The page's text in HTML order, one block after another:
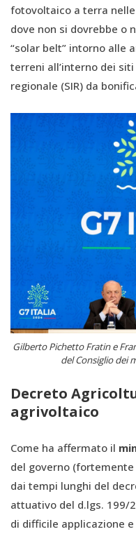
fotovoltaico a terra
dove non si dovrebbe o
“solar belt” intorno alle
terreni all’interno dei
regionale (SIR) da
Gilberto Pichetto Fratin e
del Consiglio dei
Decreto
agrivoltaico
Come ha affermato il
del governo
dai tempi lunghi del
attuativo del d.lgs. 199/
di difficile applicazione